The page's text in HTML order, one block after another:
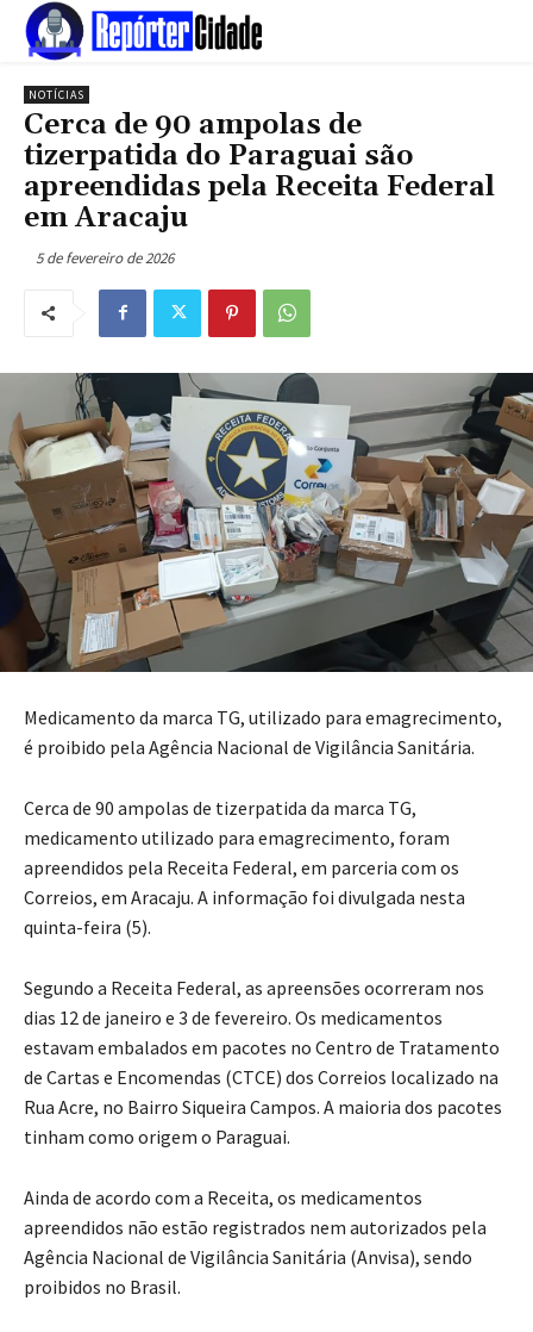
NOTÍCIAS
Cerca de 90 ampolas de
tizerpatida do Paraguai são
apreendidas pela Receita Federal
em Aracaju
5 de fevereiro de 2026
Medicamento da marca TG, utilizado para emagrecimento,
é proibido pela Agência Nacional de Vigilância Sanitária.
Cerca de 90 ampolas de tizerpatida da marca TG,
medicamento utilizado para emagrecimento, foram
apreendidos pela Receita Federal, em parceria com os
Correios, em Aracaju. A informação foi divulgada nesta
quinta-feira (5).
Segundo a Receita Federal, as apreensões ocorreram nos
dias 12 de janeiro e 3 de fevereiro. Os medicamentos
estavam embalados em pacotes no Centro de Tratamento
de Cartas e Encomendas (CTCE) dos Correios localizado na
Rua Acre, no Bairro Siqueira Campos. A maioria dos pacotes
tinham como origem o Paraguai.
Ainda de acordo com a Receita, os medicamentos
apreendidos não estão registrados nem autorizados pela
Agência Nacional de Vigilância Sanitária (Anvisa), sendo
proibidos no Brasil.